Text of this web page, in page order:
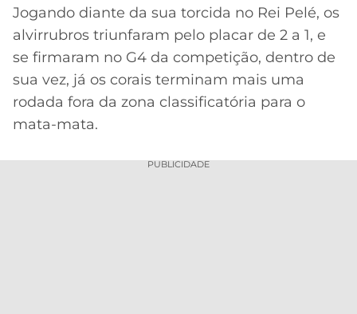
CÓDIGO
DE
INDICAÇÃO
BET365
CÓDIGO
BETANO
CORINTHIANS
SÃO
PAULO
SANTOS
FLAMENGO
LIBERTADORES
COPA
DO
BRASIL
MERCADO
DA
BOLA
PALPITES
Jogando diante da sua torcida no Rei Pelé, os
alvirrubros triunfaram pelo placar de 2 a 1, e
se firmaram no G4 da competição, dentro de
sua vez, já os corais terminam mais uma
rodada fora da zona classificatória para o
mata-mata.
PUBLICIDADE